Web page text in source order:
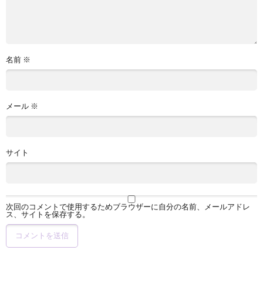
名前 ※
メール ※
サイト
次回のコメントで使用するためブラウザーに自分の名前、メールアドレ
ス、サイトを保存する。